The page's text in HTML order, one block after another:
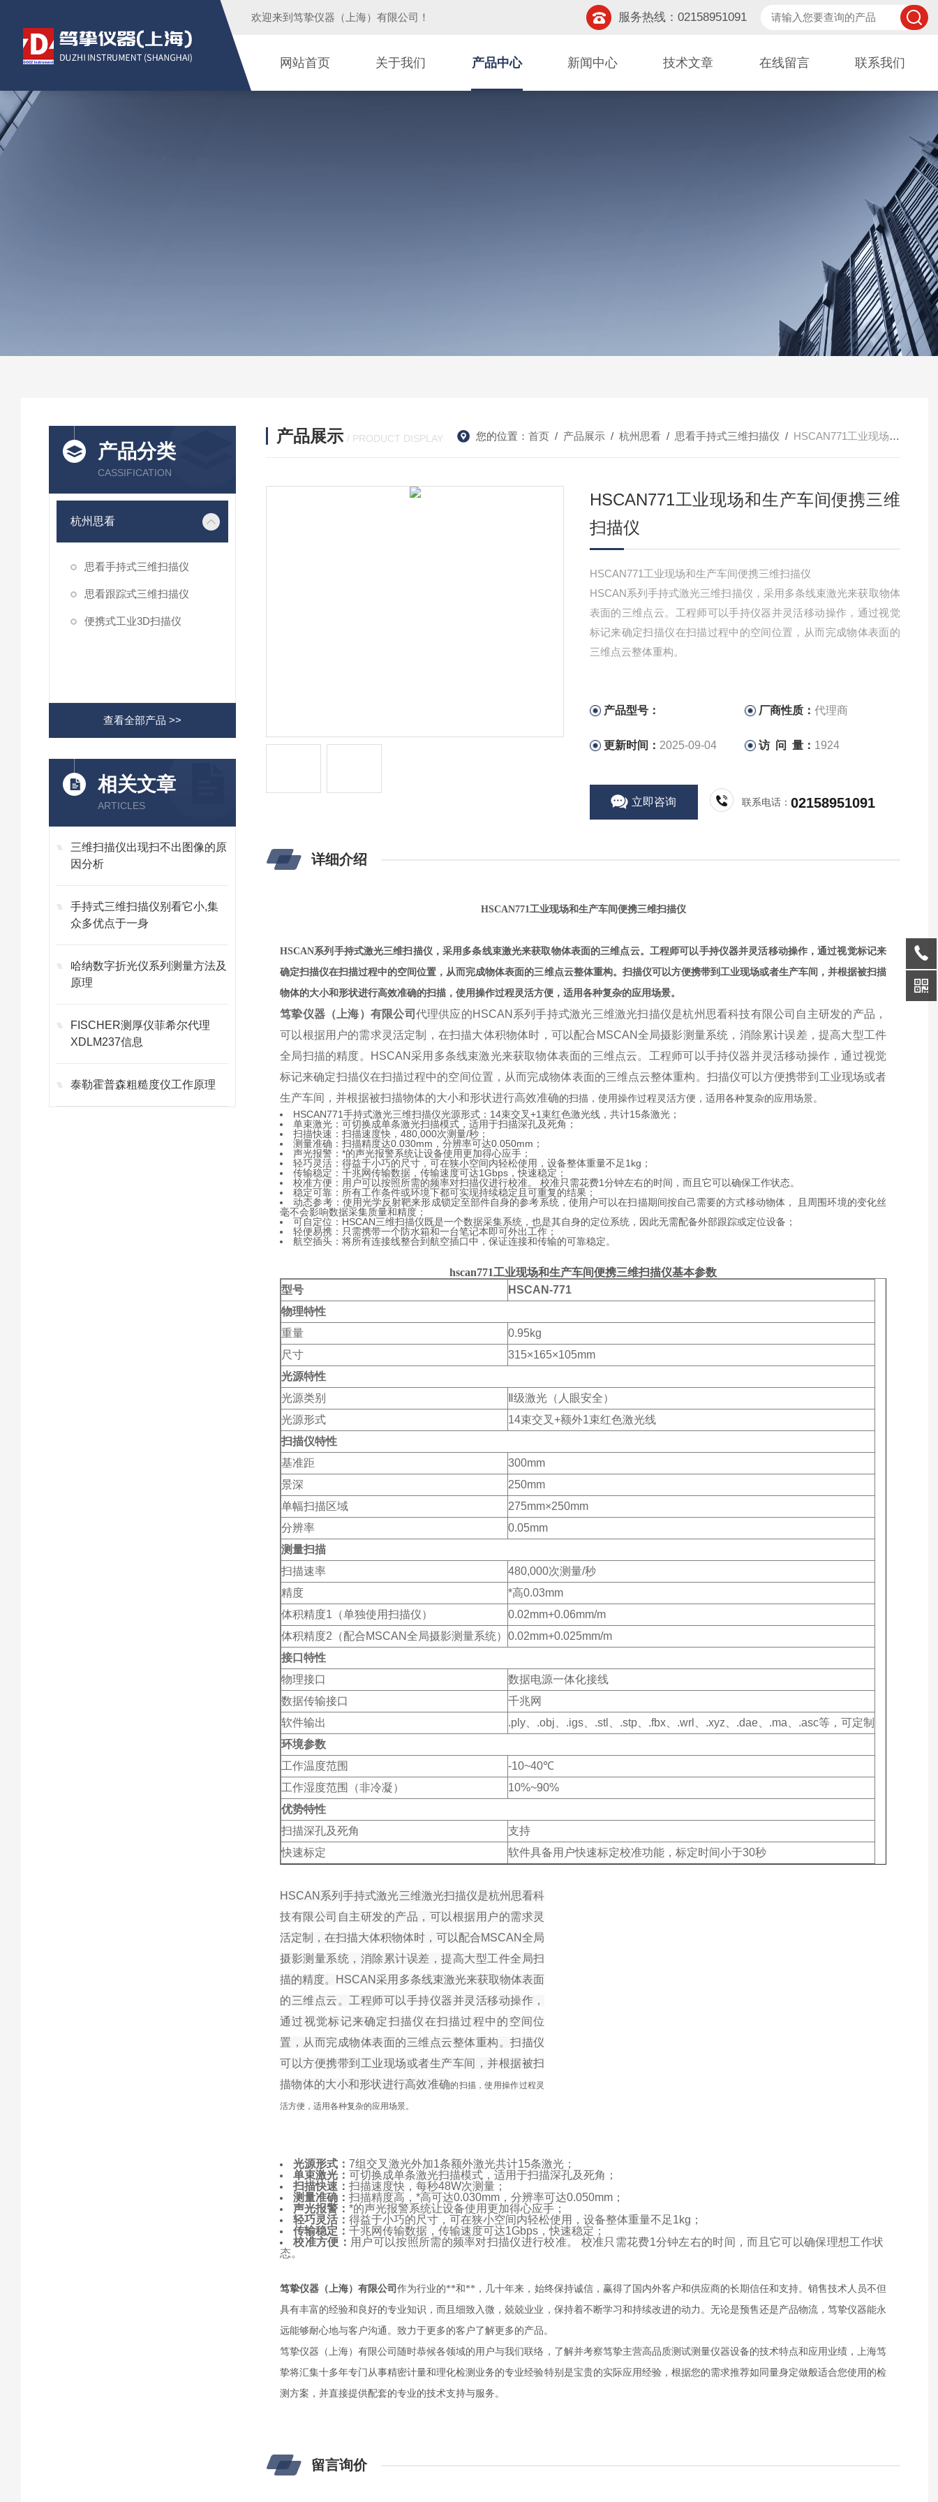
欢迎来到 笃挚仪器（上海）有限公司 ！ 服务热线：02158951091
网站首页 关于我们 产品中心 新闻中心 技术文章 在线留言 联系我们
产品分类
CASSIFICATION
杭州思看
思看手持式三维扫描仪
思看跟踪式三维扫描仪
便携式工业3D扫描仪
查看全部产品 >>
相关文章
ARTICLES
三维扫描仪出现扫不出图像的原
因分析
手持式三维扫描仪别看它小,集
众多优点于一身
哈纳数字折光仪系列测量方法及
原理
FISCHER测厚仪菲希尔代理
XDLM237信息
泰勒霍普森粗糙度仪工作原理
产品展示 / PRODUCT DISPLAY 您的位置： 首页/ 产品展示/ 杭州思看/ 思看手持式三维扫描仪 / HSCAN771工业现场和生产车间便携三维扫描仪
HSCAN771工业现场和生产车间便携三维
扫描仪
HSCAN771工业现场和生产车间便携三维扫描仪
HSCAN系列手持式激光三维扫描仪，采用多条线束激光来获取物体
表面的三维点云。工程师可以手持仪器并灵活移动操作，通过视觉
标记来确定扫描仪在扫描过程中的空间位置，从而完成物体表面的
三维点云整体重构。
产品型号： 厂商性质：代理商
更新时间： 2025-09-04 访 问 量： 1924
立即咨询 联系电话：02158951091
详细介绍
HSCAN771工业现场和生产车间便携三维扫描仪
HSCAN系列手持式激光三维扫描仪，采用多条线束激光来获取物体表面的三维点云。工程师可以手持仪器并灵活移动操作，通过视觉标记来
确定扫描仪在扫描过程中的空间位置，从而完成物体表面的三维点云整体重构。扫描仪可以方便携带到工业现场或者生产车间，并根据被扫描
物体的大小和形状进行高效准确的扫描，使用操作过程灵活方便，适用各种复杂的应用场景。
笃挚仪器（上海）有限公司 代理供应的HSCAN系列手持式激光三维激光扫描仪是杭州思看科技有限公司自主研发的产品，
可以根据用户的需求灵活定制，在扫描大体积物体时，可以配合MSCAN全局摄影测量系统，消除累计误差，提高大型工件
全局扫描的精度。HSCAN采用多条线束激光来获取物体表面的三维点云。工程师可以手持仪器并灵活移动操作，通过视觉
标记来确定扫描仪在扫描过程中的空间位置，从而完成物体表面的三维点云整体重构。扫描仪可以方便携带到工业现场或者
生产车间，并根据被扫描物体的大小和形状进行高效准确的扫描，使用操作过程灵活方便，适用各种复杂的应用场景。
HSCAN771手持式激光三维扫描仪光源形式：14束交叉+1束红色激光线，共计15条激光；
单束激光：可切换成单条激光扫描模式，适用于扫描深孔及死角；
扫描快速：扫描速度快，480,000次测量/秒；
测量准确：扫描精度达0.030mm，分辨率可达0.050mm；
声光报警：*的声光报警系统让设备使用更加得心应手；
轻巧灵活：得益于小巧的尺寸，可在狭小空间内轻松使用，设备整体重量不足1kg；
传输稳定：千兆网传输数据，传输速度可达1Gbps，快速稳定；
校准方便：用户可以按照所需的频率对扫描仪进行校准。 校准只需花费1分钟左右的时间，而且它可以确保工作状态。
稳定可靠：所有工作条件或环境下都可实现持续稳定且可重复的结果；
动态参考：使用光学反射靶来形成锁定至部件自身的参考系统，使用户可以在扫描期间按自己需要的方式移动物体， 且周围环境的变化丝
毫不会影响数据采集质量和精度；
可自定位：HSCAN三维扫描仪既是一个数据采集系统，也是其自身的定位系统，因此无需配备外部跟踪或定位设备；
轻便易携：只需携带一个防水箱和一台笔记本即可外出工作；
航空插头：将所有连接线整合到航空插口中，保证连接和传输的可靠稳定。
hscan771工业现场和生产车间便携三维扫描仪基本参数
型号
HSCAN-771
物理特性
重量
0.95kg
尺寸
315×165×105mm
光源特性
光源类别
Ⅱ级激光（人眼安全）
光源形式
14束交叉+额外1束红色激光线
扫描仪特性
基准距
300mm
景深
250mm
单幅扫描区域
275mm×250mm
分辨率
0.05mm
测量扫描
扫描速率
480,000次测量/秒
精度
*高0.03mm
体积精度1（单独使用扫描仪）
0.02mm+0.06mm/m
体积精度2（配合MSCAN全局摄影测量系统） 0.02mm+0.025mm/m
接口特性
物理接口
数据电源一体化接线
数据传输接口
千兆网
软件输出
.ply、.obj、.igs、.stl、.stp、.fbx、.wrl、.xyz、.dae、.ma、.asc等，可定制
环境参数
工作温度范围
-10~40℃
工作湿度范围（非冷凝）
10%~90%
优势特性
扫描深孔及死角
支持
快速标定
软件具备用户快速标定校准功能，标定时间小于30秒
HSCAN系列手持式激光三维激光扫描仪是杭州思看科
技有限公司自主研发的产品，可以根据用户的需求灵
活定制，在扫描大体积物体时，可以配合MSCAN全局
摄影测量系统，消除累计误差，提高大型工件全局扫
描的精度。 HSCAN采用多条线束激光来获取物体表面
的三维点云。工程师可以手持仪器并灵活移动操作，
通过视觉标记来确定扫描仪在扫描过程中的空间位
置，从而完成物体表面的三维点云整体重构。扫描仪
可以方便携带到工业现场或者生产车间，并根据被扫
描物体的大小和形状进行高效准确的扫描，使用操作过程灵
活方便，适用各种复杂的应用场景。
光源形式：7组交叉激光外加1条额外激光共计15条激光；
单束激光：可切换成单条激光扫描模式，适用于扫描深孔及死角；
扫描快速：扫描速度快，每秒48W次测量；
测量准确：扫描精度高，*高可达0.030mm，分辨率可达0.050mm；
声光报警：*的声光报警系统让设备使用更加得心应手；
轻巧灵活：得益于小巧的尺寸，可在狭小空间内轻松使用，设备整体重量不足1kg；
传输稳定：千兆网传输数据，传输速度可达1Gbps，快速稳定；
校准方便： 用户可以按照所需的频率对扫描仪进行校准。 校准只需花费1分钟左右的时间，而且它可以确保理想工作状
态。
笃挚仪器（上海）有限公司作为行业的**和**，几十年来，始终保持诚信，赢得了国内外客户和供应商的长期信任和支持。销售技术人员不但
具有丰富的经验和良好的专业知识，而且细致入微，兢兢业业，保持着不断学习和持续改进的动力。无论是预售还是产品物流，笃挚仪器能永
远能够耐心地与客户沟通。致力于更多的客户了解更多的产品。
笃挚仪器（上海）有限公司随时恭候各领域的用户与我们联络，了解并考察笃挚主营高品质测试测量仪器设备的技术特点和应用业绩，上海笃
挚将汇集十多年专门从事精密计量和理化检测业务的专业经验特别是宝贵的实际应用经验，根据您的需求推荐如同量身定做般适合您使用的检
测方案，并直接提供配套的专业的技术支持与服务。
留言询价